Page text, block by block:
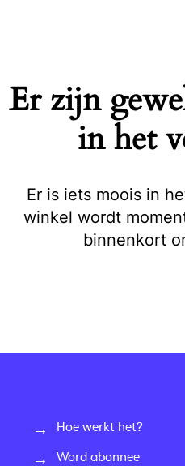
Er zijn
in het
Er is iets moois in
winkel wordt
binnenkort
Hoe werkt het?
Word abonnee